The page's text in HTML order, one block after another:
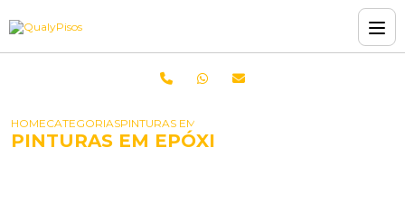
HOMECATEGORIASPINTURAS EM EPÓXI
PINTURAS EM EPÓXI